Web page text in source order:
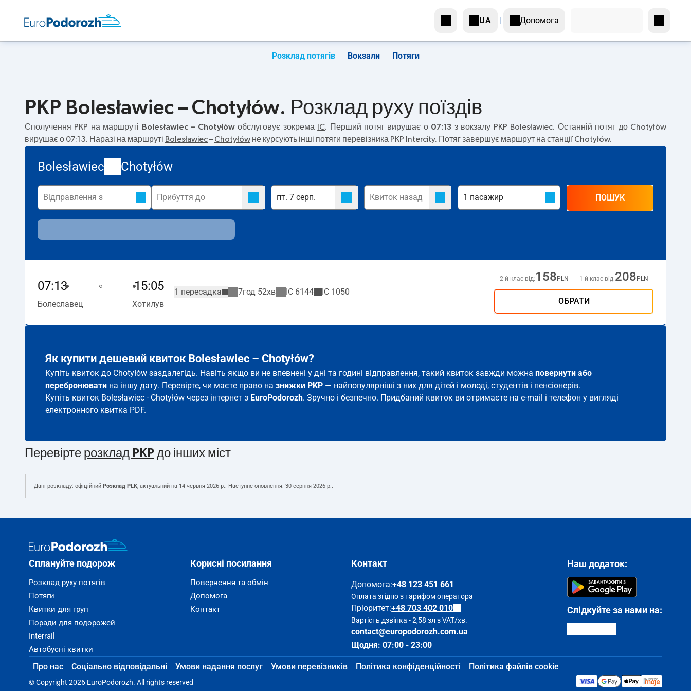
UA Допомога
Розклад потягів Вокзали Потяги
PKP Bolesławiec – Chotyłów. Розклад руху поїздів
Сполучення PKP на маршруті Bolesławiec – Chotyłówобслуговує зокрема IC. Перший потяг вирушає о 07:13 з вокзалу PKP Bolesławiec. Останній потяг до Chotyłów
вирушає о 07:13. Наразі на маршруті Bolesławiec– Chotyłów не курсують інші потяги перевізника PKP Intercity. Потяг завершує маршрут на станції Chotyłów.
Bolesławiec Chotyłów
ПОШУК
07:13 15:05
Болеславец Хотилув
1 пересадка 7год 52хв IC 6144 IC 1050
2-й клас від: 158 PLN 1-й клас від:208 PLN
ОБРАТИ
Як купити дешевий квиток Bolesławiec – Chotyłów?
Купіть квиток до Chotyłów заздалегідь. Навіть якщо ви не впевнені у дні та годині відправлення, такий квиток завжди можна повернути або
перебронювати на іншу дату. Перевірте, чи маєте право на знижки PKP — найпопулярніші з них для дітей і молоді, студентів і пенсіонерів.
Купіть квиток Bolesławiec - Chotyłów через інтернет з EuroPodorozh. Зручно і безпечно. Придбаний квиток ви отримаєте на e-mail і телефон у вигляді
електронного квитка PDF.
Перевірте розклад PKP до інших міст
Дані розкладу: офіційний Розклад PLK, актуальний на 14 червня 2026 р.. Наступне оновлення: 30 серпня 2026 р..
Сплануйте подорож
Розклад руху потягів
Потяги
Квитки для груп
Поради для подорожей
Interrail
Автобусні квитки
Корисні посилання
Повернення та обмін
Допомога
Контакт
Контакт
Допомога:+48 123 451 661
Оплата згідно з тарифом оператора
Пріоритет:+48 703 402 010
Вартість дзвінка - 2,58 зл з VAT/хв.
contact@europodorozh.com.ua
Щодня: 07:00 - 23:00
Наш додаток:
Слідкуйте за нами на:
Про нас Соціально відповідальні Умови надання послуг Умови перевізників Політика конфіденційності Політика файлів cookie
© Copyright 2026 EuroPodorozh. All rights reserved